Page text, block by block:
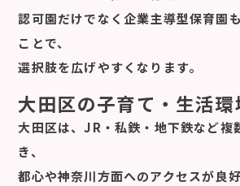
認可園だけでなく企業主導型保育園
ことで、
選択肢を広げやすくなります。
大田区の子育て・生活環
大田区は、JR・私鉄・地下鉄など複
き、
都心や神奈川方面へのアクセスが良